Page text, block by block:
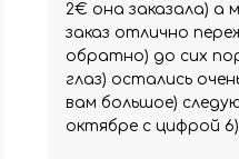
2€ она заказала) а
заказ отлично
обратно) до сих
глаз) остались
вам большое)
октябре с цифрой 6)